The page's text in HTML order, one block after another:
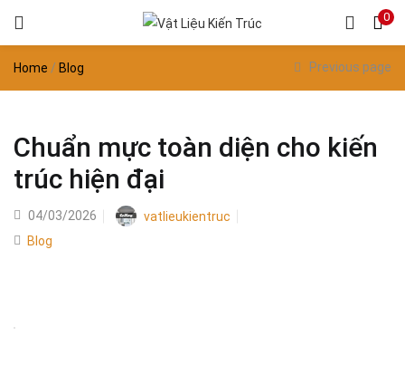
0
Home / Blog Previous page
Chuẩn mực toàn diện cho kiến
trúc hiện đại
Posted
04/03/2026
vatlieukientruc
Blog